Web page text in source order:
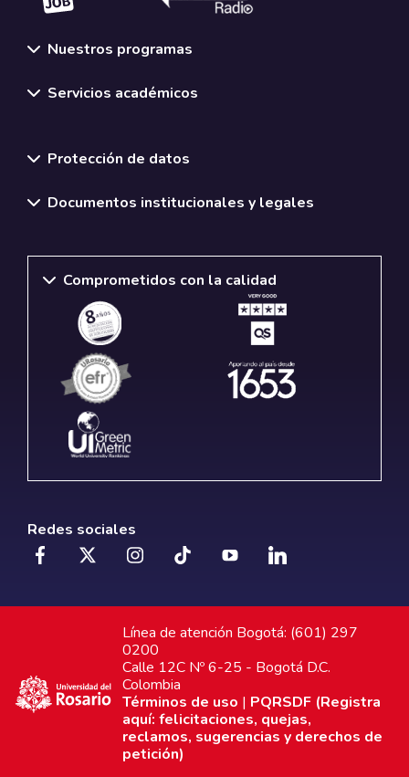
Nuestros programas
Servicios académicos
Protección de datos
Documentos institucionales y legales
Comprometidos con la calidad
Redes sociales
Línea de atención Bogotá: (601) 297
0200
Calle 12C Nº 6-25 - Bogotá D.C.
Colombia
Términos de uso | PQRSDF (Registra
aquí: felicitaciones, quejas,
reclamos, sugerencias y derechos de
petición)